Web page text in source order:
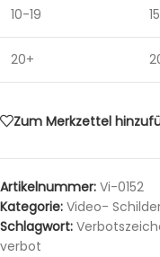
10-19
20+
Zum Merkzettel
Artikelnummer: Vi-0152
Kategorie: Video-
Schlagwort:
verbot